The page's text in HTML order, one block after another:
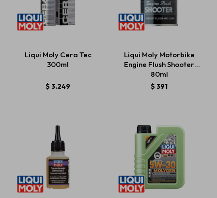
Liqui Moly Cera Tec
300ml
$ 3.249
Liqui Moly Motorbike
Engine Flush Shooter
80ml
$ 391